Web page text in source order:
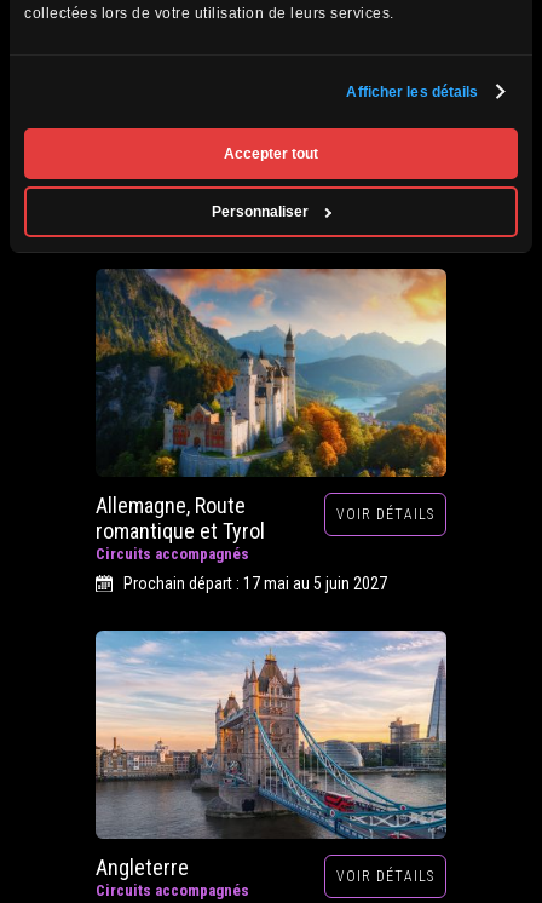
collectées lors de votre utilisation de leurs services.
Afficher les détails
Accepter tout
Personnaliser
Allemagne, Route
romantique et Tyrol
Circuits accompagnés
VOIR DÉTAILS
Prochain départ : 17 mai au 5 juin 2027
Angleterre
Circuits accompagnés
VOIR DÉTAILS